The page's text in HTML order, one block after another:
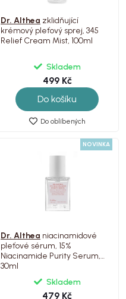
Dr. Althea zklidňující
krémový pleťový sprej, 345
Relief Cream Mist, 100ml
Skladem
499 Kč
Do košíku
Do oblíbených
NOVINKA
Dr. Althea niacinamidové
pleťové sérum, 15%
Niacinamide Purity Serum,
30ml
Skladem
479 Kč